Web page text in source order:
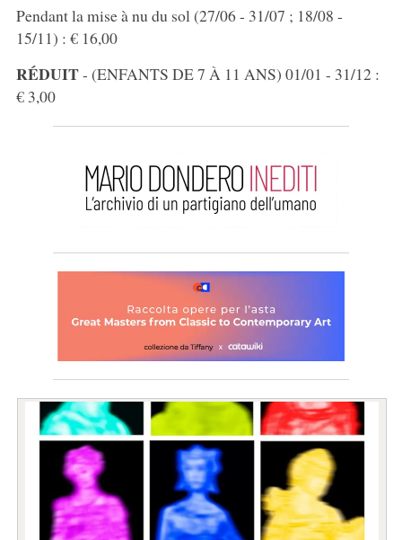
Pendant la mise à nu du sol (27/06 - 31/07 ; 18/08 -
15/11) : € 16,00
RÉDUIT- (ENFANTS DE 7 À 11 ANS) 01/01 - 31/12 :
€ 3,00